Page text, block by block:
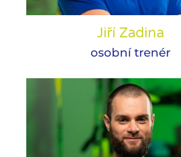
Jiří Zadina
osobní trenér